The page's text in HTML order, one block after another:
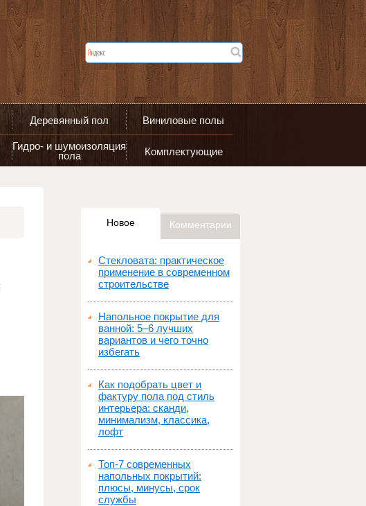
Деревянный пол Виниловые полы
Гидро- и шумоизоляция
пола
Комплектующие
Новое Комментарии
Стекловата: практическое
применение в современном
строительстве
Напольное покрытие для
ванной: 5–6 лучших
вариантов и чего точно
избегать
Как подобрать цвет и
фактуру пола под стиль
интерьера: сканди,
минимализм, классика,
лофт
Топ‑7 современных
напольных покрытий:
плюсы, минусы, срок
службы